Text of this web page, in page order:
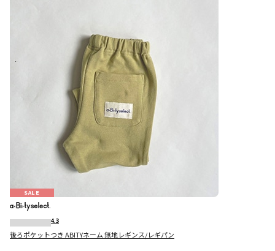
SALE
4.3
後ろポケットつき ABITYネーム 無地レギンス/レギパン